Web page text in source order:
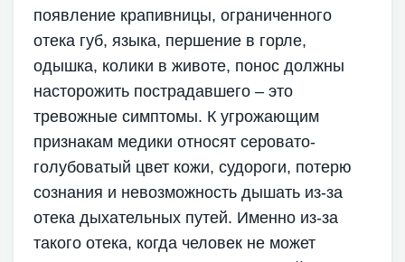
появление крапивницы, ограниченного
отека губ, языка, першение в горле,
одышка, колики в животе, понос должны
насторожить пострадавшего – это
тревожные симптомы. К угрожающим
признакам медики относят серовато-
голубоватый цвет кожи, судороги, потерю
сознания и невозможность дышать из-за
отека дыхательных путей. Именно из-за
такого отека, когда человек не может